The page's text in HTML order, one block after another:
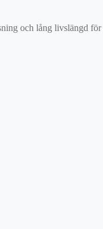
och lång livslängd